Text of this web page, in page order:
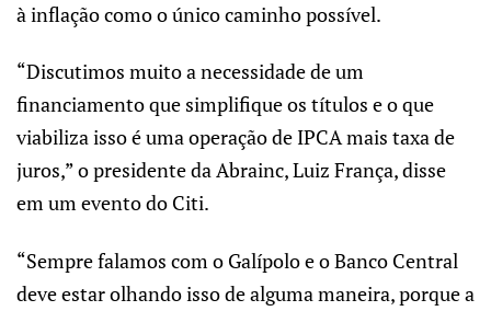
à inflação como o único caminho possível.
“Discutimos muito a necessidade de um
financiamento que simplifique os títulos e o que
viabiliza isso é uma operação de IPCA mais taxa de
juros,” o presidente da Abrainc, Luiz França, disse
em um evento do Citi.
“Sempre falamos com o Galípolo e o Banco Central
deve estar olhando isso de alguma maneira, porque a